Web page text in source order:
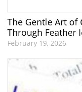
The Gentle Art
Through Feather
February 19, 2026